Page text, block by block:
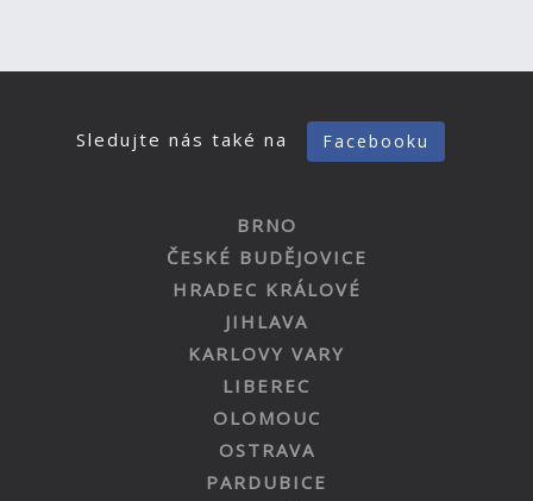
Sledujte nás také na Facebooku
BRNO
ČESKÉ BUDĚJOVICE
HRADEC KRÁLOVÉ
JIHLAVA
KARLOVY VARY
LIBEREC
OLOMOUC
OSTRAVA
PARDUBICE